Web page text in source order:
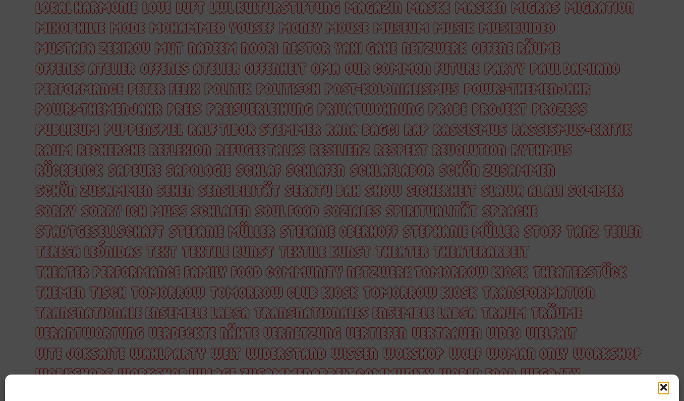
LOKAL HARMONIE LOVE LUFT LWL KULTURSTIFTUNG MAGAZIN MASKE MASKEN MIGRAS MIGRATION
MIXOPHILIE MODE MOHAMMED YOUSEF MONEY MOUSE MUSEUM MUSIK MUSIKVIDEO
MUSTAFA ZEKIROV MUT NADEEM NOORI NESTOR YAHI GAHE NETZWERK OFFENE RÄUME
OFFENES ATELIER OFFENES ATELIER OFFENHEIT OMA OUR COMMON FUTURE PARTY PAUL DAMIANO
PERFORMANCE PETER FELIX POLITIK POLITISCH POST-KOLONIALISMUS POWR!-THEMENJAHR
POWR!-THEMENJAHR PREIS PREISVERLEIHUNG PRIVATWOHNUNG PROBE PROJEKT PROZESS
PUBLIKUM PUPPENSPIEL RALF TIBOR STEMMER RANA BAGCI RAP RASSISMUS RASSISMUS-KRITIK
RAUM RECHERCHE REFLEXION REFUGEE TALKS RESILIENZ RESPEKT REVOLUTION RYTHMUS
RÜCKBLICK SAPEURE SAPOLOGIE SCHLAF SCHLAFEN SCHLAFLABOR SCHÖN ZUSAMMEN
SCHÖN ZUSAMMEN SEHEN SENSIBILITÄT SERATU BAH SHOW SICHERHEIT SLAWA AL ALI SOMMER
SORRY SORRY ICH MUSS SCHLAFEN SOUL FOOD SOZIALES SPIRITUALITÄT SPRACHE
STADTGESELLSCHAFT STEFANIE MÜLLER STEFANIE OBERHOFF STEPHANIE MÜLLER STOFF TANZ TEILEN
TERESA LEÓNIDAS TEXT TEXTILE KUNST TEXTILE KUNST THEATER THEATERARBEIT
THEATER PERFORMANCE FAMILY FOOD COMMUNITY NETZWERK TOMORROW KIOSK THEATERSTÜCK
THEMEN TISCH TOMORROW TOMORROW CLUB KIOSK TOMORROW KIOSK TRANSFORMATION
TRANSNATIONALE ENSEMBLE LABSA TRANSNATIONALES ENSEMBLE LABSA TRAUM TRÄUME
VERANTWORTUNG VERDECKTE NÄHTE VERNETZUNG VERTIEFEN VERTRAUEN VIDEO VIELFALT
VITE JOKSAITE WAHLPARTY WELT WIDERSTAND WISSEN WOKSHOP WOLF WOMAN ONLY WORKSHOP
WORKSHOPS WORKSHOP VILLAGE ZUSAMMENARBEIT COMMUNITY WORLD FOOD WĘGAJTY